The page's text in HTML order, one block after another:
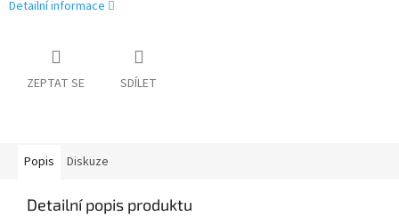
Detailní informace
ZEPTAT SE SDÍLET
Popis Diskuze
Detailní popis produktu